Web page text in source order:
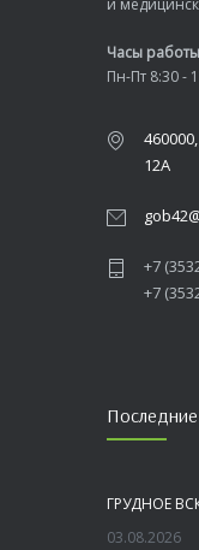
и
Часы
Пн-Пт 8:30 -
12А
+7
+7
03.08.2026